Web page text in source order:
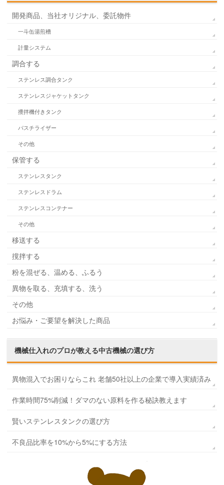
開発商品、当社オリジナル、委託物件
一斗缶湯煎槽
計量システム
調合する
ステンレス調合タンク
ステンレスジャケットタンク
攪拌機付きタンク
パスチライザー
その他
保管する
ステンレスタンク
ステンレスドラム
ステンレスコンテナー
その他
移送する
撹拌する
粉を混ぜる、温める、ふるう
異物を取る、充填する、洗う
その他
お悩み・ご要望を解決した商品
機械仕入れのプロが教える中古機械の選び方
異物混入でお困りならこれ 老舗50社以上の企業で導入実績済み
作業時間75%削減！ダマのない原料を作る秘訣教えます
賢いステンレスタンクの選び方
不良品比率を10%から5%にする方法